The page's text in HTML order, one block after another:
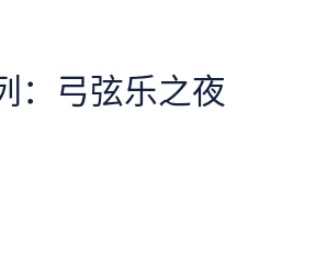
：弓弦乐之夜